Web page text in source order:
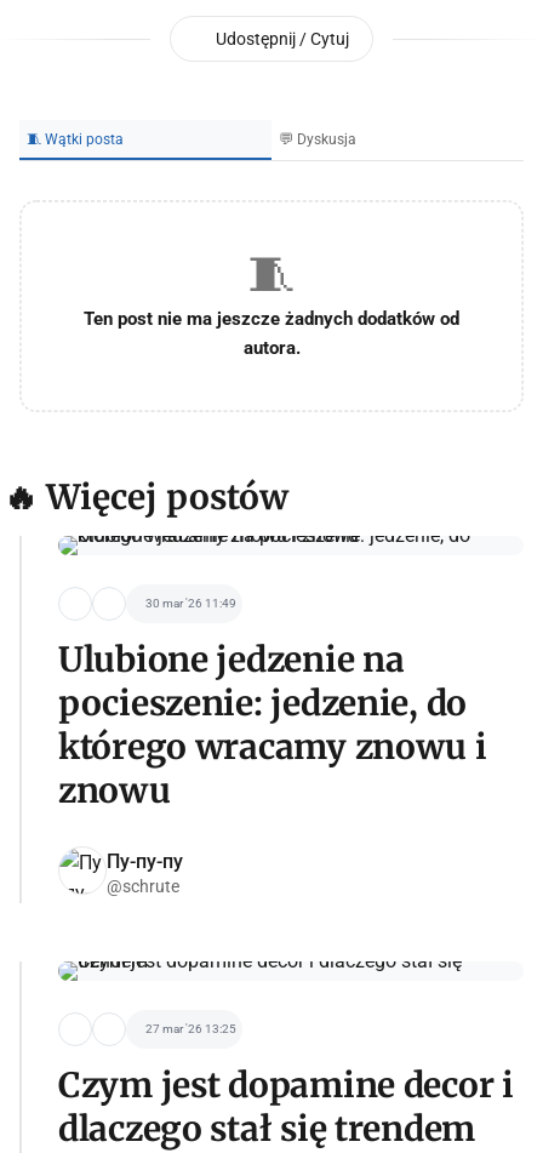
Udostępnij / Cytuj
🧵 Wątki posta 💬 Dyskusja
🧵
Ten post nie ma jeszcze żadnych dodatków od
autora.
🔥 Więcej postów
30 mar '26 11:49
Ulubione jedzenie na
pocieszenie: jedzenie, do
którego wracamy znowu i
znowu
Пу-пу-пу
@schrute
27 mar '26 13:25
Czym jest dopamine decor i
dlaczego stał się trendem